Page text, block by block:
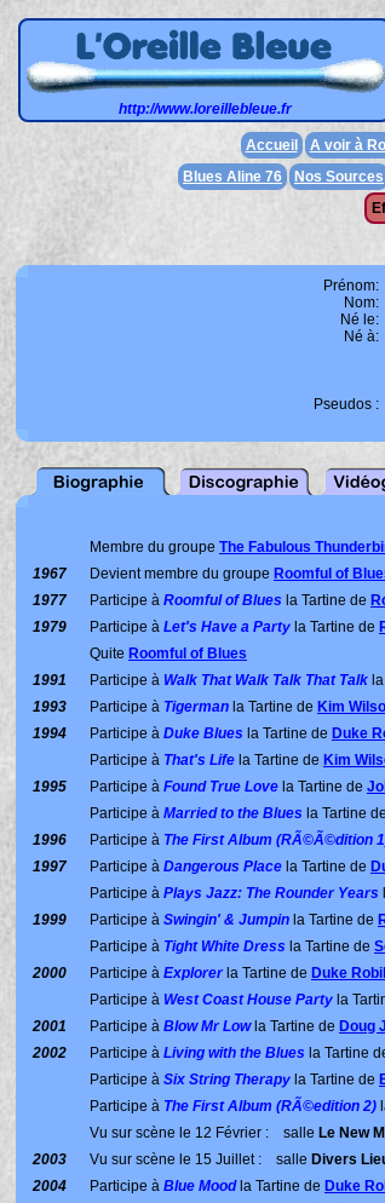
http://www.loreillebleue.fr
Accueil A voir à
Blues Aline 76
Nos Sources
Prénom:
Nom:
Né le:
Né à:
Pseudos :
Membre du groupe The Fabulous
1967
Devient membre du groupe Roomful of
1977
Participe à Roomful of Blues la Tartine de
1979
Participe à Let's Have a Party la Tartine de
Quite Roomful of Blues
1991
Participe à Walk That Walk Talk That Talk
1993
Participe à Tigerman la Tartine de Kim
1994
Participe à Duke Blues la Tartine de Duke
Participe à That's Life la Tartine de Kim
1995
Participe à Found True Love la Tartine de
Participe à Married to the Blues la Tartine de
1996
Participe à The First Album (RÃ©Ã©dition
1997
Participe à Dangerous Place la Tartine de
Participe à Plays Jazz: The Rounder Years
1999
Participe à Swingin' & Jumpin la Tartine de
Participe à Tight White Dress la Tartine de
2000
Participe à Explorer la Tartine de Duke
Participe à West Coast House Party la
2001
Participe à Blow Mr Lowla Tartine de Doug
2002
Participe à Living with the Blues la Tartine
Participe à Six String Therapy la Tartine de
Participe à The First Album (RÃ©edition 2)
Vu sur scène le 12 Février : salle Le New
2003
Vu sur scène le 15 Juillet : salle Divers
2004
Participe à Blue Moodla Tartine de Duke